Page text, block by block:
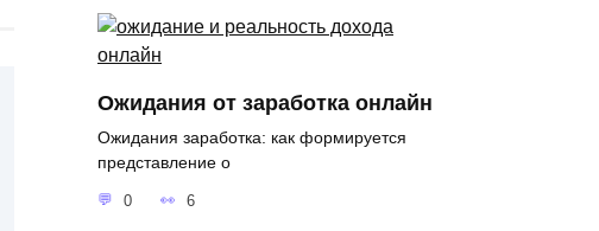
Ожидания от заработка онлайн
Ожидания заработка: как формируется
представление о
0 6